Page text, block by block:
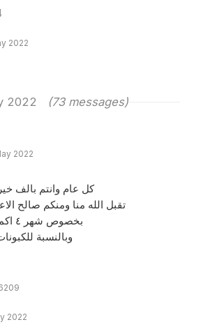
2022
2022 (73 messages)
2022
كل عام وانتم بالف
تقبل الله منا ومنكم صالح
بخصوص شهر ٤ اكمن يوم هيحسبو
وبالنسبة
2022